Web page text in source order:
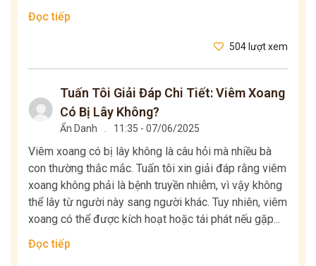
Đọc tiếp
504 lượt xem
Tuấn Tôi Giải Đáp Chi Tiết: Viêm Xoang
Có Bị Lây Không?
Ẩn Danh 11:35 - 07/06/2025
Viêm xoang có bị lây không là câu hỏi mà nhiều bà
con thường thắc mắc. Tuấn tôi xin giải đáp rằng viêm
xoang không phải là bệnh truyền nhiễm, vì vậy không
thể lây từ người này sang người khác. Tuy nhiên, viêm
xoang có thể được kích hoạt hoặc tái phát nếu gặp...
Đọc tiếp